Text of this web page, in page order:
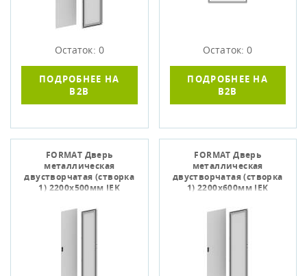
Остаток: 0
ПОДРОБНЕЕ НА
B2B
Остаток: 0
ПОДРОБНЕЕ НА
B2B
FORMAT Дверь
металлическая
двустворчатая (створка
1) 2200х500мм IEK
FORMAT Дверь
металлическая
двустворчатая (створка
1) 2200х600мм IEK